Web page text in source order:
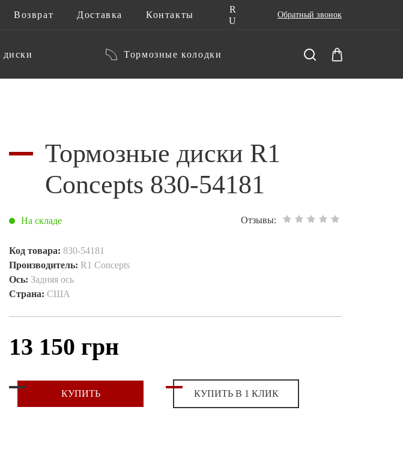
Возврат Доставка Контакты
R
U
Обратный звонок
Тормозные колодки
Тормозные диски R1
Concepts 830-54181
На складе Отзывы:
Код товара: 830-54181
Производитель: R1 Concepts
Ось: Задняя ось
Страна: США
13 150 грн
КУПИТЬ КУПИТЬ В 1 КЛИК